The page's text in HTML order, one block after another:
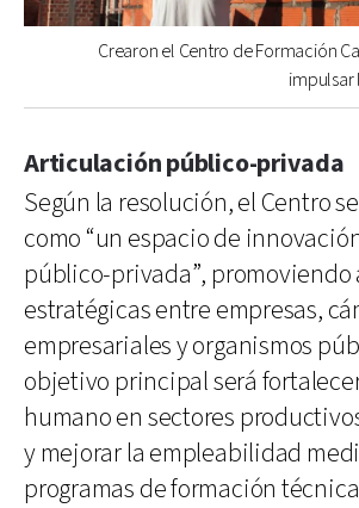
Crearon el Centro de Formación
impulsar
Articulación público-privada
Según la resolución, el Centro
como “un espacio de
público-privada”, promoviendo
estratégicas entre empresas,
empresariales y organismos
objetivo principal será
humano en sectores
y mejorar la empleabilidad
programas de formación